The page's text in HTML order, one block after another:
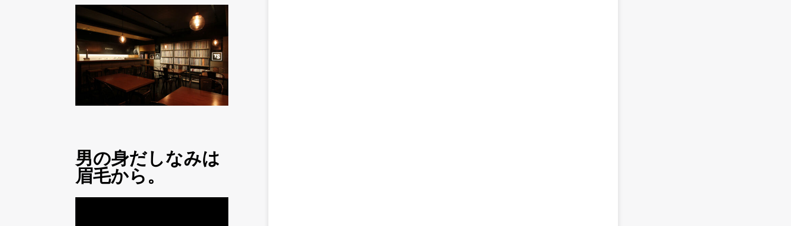
男の身だしなみは
眉毛から。